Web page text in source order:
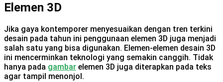
Elemen 3D
Jika gaya kontemporer menyesuaikan dengan tren terkini
desain pada tahun ini penggunaan elemen 3D juga menjadi
salah satu yang bisa digunakan. Elemen-elemen desain 3D
ini mencerminkan teknologi yang semakin canggih. Tidak
hanya pada gambar elemen 3D juga diterapkan pada teks
agar tampil menonjol.